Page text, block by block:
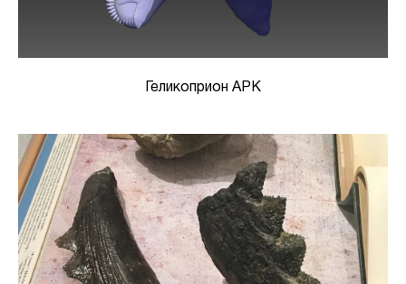
Геликоприон АРК